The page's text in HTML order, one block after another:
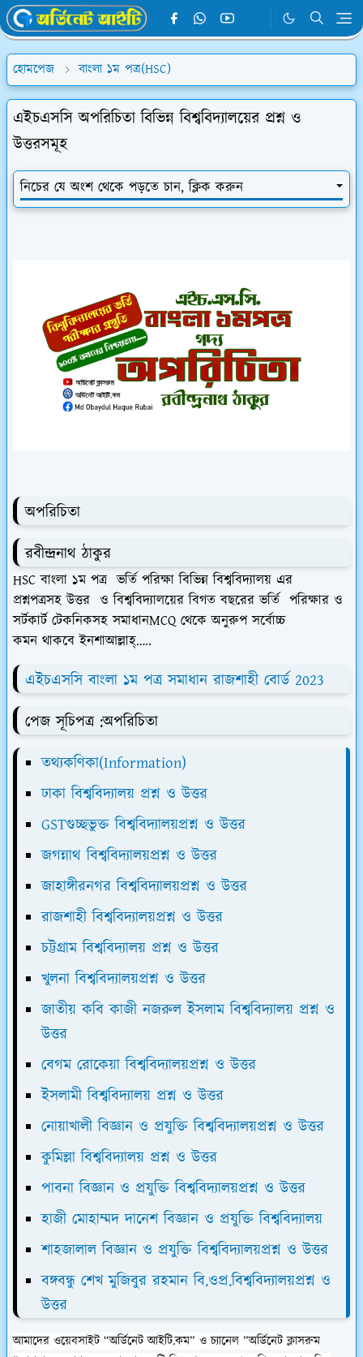
হোমপেজ বাংলা ১ম পত্র(HSC)
এইচএসসি অপরিচিতা বিভিন্ন বিশ্ববিদ্যালয়ের প্রশ্ন ও
উত্তরসমূহ
নিচের যে অংশ থেকে পড়তে চান, ক্লিক করুন
অপরিচিতা
রবীন্দ্রনাথ ঠাকুর
HSC বাংলা ১ম পত্র ভর্তি পরিক্ষা বিভিন্ন বিশ্ববিদ্যালয় এর
প্রশ্নপত্রসহ উত্তর ওবিশ্ববিদ্যালয়ের বিগত বছরের ভর্তি পরিক্ষার ও
সর্টকার্ট টেকনিকসহসমাধানMCQ থেকে অনুরুপ সর্বোচ্চ
কমন থাকবে ইনশাআল্লাহ্…..
এইচএসসি বাংলা ১ম পত্র সমাধান রাজশাহী বোর্ড 2023
পেজ সূচিপত্র :অপরিচিতা
তথ্যকণিকা(Information)
ঢাকা বিশ্ববিদ্যালয় প্রশ্ন ও উত্তর
GSTগুচ্ছভুক্ত বিশ্ববিদ্যালয়প্রশ্ন ও উত্তর
জগন্নাথ বিশ্ববিদ্যালয়প্রশ্ন ও উত্তর
জাহাঙ্গীরনগর বিশ্ববিদ্যালয়প্রশ্ন ও উত্তর
রাজশাহী বিশ্ববিদ্যালয়প্রশ্ন ও উত্তর
চট্টগ্রাম বিশ্ববিদ্যালয় প্রশ্ন ও উত্তর
খুলনা বিশ্ববিদ্যালয়প্রশ্ন ও উত্তর
জাতীয় কবি কাজী নজরুল ইসলাম বিশ্ববিদ্যালয় প্রশ্ন ও
উত্তর
বেগম রোকেয়া বিশ্ববিদ্যালয়প্রশ্ন ও উত্তর
ইসলামী বিশ্ববিদ্যালয় প্রশ্ন ও উত্তর
নোয়াখালী বিজ্ঞান ও প্রযুক্তি বিশ্ববিদ্যালয়প্রশ্ন ও উত্তর
কুমিল্লা বিশ্ববিদ্যালয় প্রশ্ন ও উত্তর
পাবনা বিজ্ঞান ও প্রযুক্তি বিশ্ববিদ্যালয়প্রশ্ন ও উত্তর
হাজী মোহাম্মদ দানেশ বিজ্ঞান ও প্রযুক্তি বিশ্ববিদ্যালয়
শাহজালাল বিজ্ঞান ও প্রযুক্তি বিশ্ববিদ্যালয়প্রশ্ন ও উত্তর
বঙ্গবন্ধু শেখ মুজিবুর রহমান বি.ওপ্র.বিশ্ববিদ্যালয়প্রশ্ন ও
উত্তর
আমাদের ওয়েবসাইট “অর্ডিনেট আইটি.কম” ও চ্যানেল ”অর্ডিনেট ক্লাসরুম